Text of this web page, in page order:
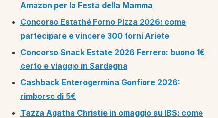
Amazon per la Festa della Mamma
Concorso Estathé Forno Pizza 2026: come
partecipare e vincere 300 forni Ariete
Concorso Snack Estate 2026 Ferrero: buono 1€
certo e viaggio in Sardegna
Cashback Enterogermina Gonfiore 2026:
rimborso di 5€
Tazza Agatha Christie in omaggio su IBS: come